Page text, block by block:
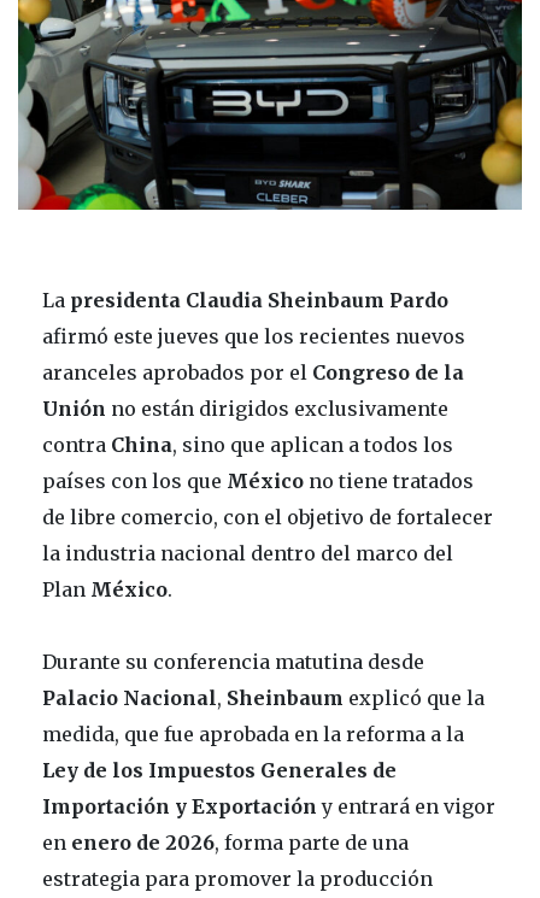
La presidenta Claudia Sheinbaum Pardo
afirmó este jueves que los recientes nuevos
aranceles aprobados por el Congreso de la
Unión no están dirigidos exclusivamente
contra China, sino que aplican a todos los
países con los que México no tiene tratados
de libre comercio, con el objetivo de fortalecer
la industria nacional dentro del marco del
Plan México.
Durante su conferencia matutina desde
Palacio Nacional, Sheinbaum explicó que la
medida, que fue aprobada en la reforma a la
Ley de los Impuestos Generales de
Importación y Exportación y entrará en vigor
en enero de 2026, forma parte de una
estrategia para promover la producción